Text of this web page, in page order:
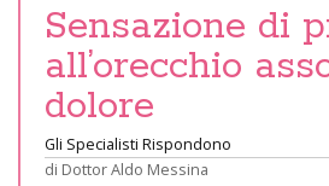
Sensazione di
all’orecchio
dolore
Gli Specialisti Rispondono
di Dottor Aldo Messina